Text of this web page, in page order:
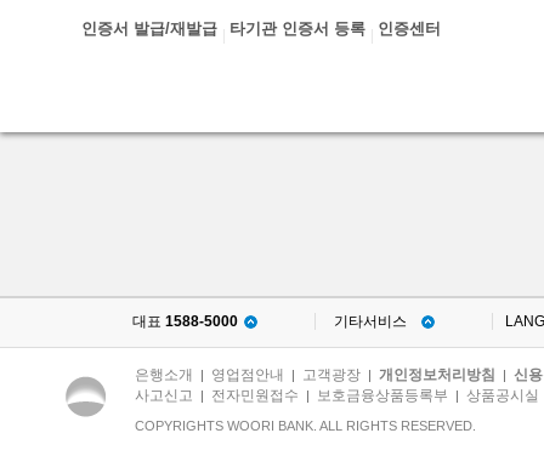
인증서 발급/재발급 타기관 인증서 등록 인증센터
대표 1588-5000 기타서비스
은행소개 | 영업점안내 | 고객광장 | 개인정보처리방침 | 신
사고신고 | 전자민원접수 | 보호금융상품등록부 | 상품공시실
COPYRIGHTS WOORI BANK. ALL RIGHTS RESERVED.